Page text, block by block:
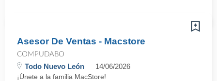
Asesor De Ventas - Macstore
COMPUDABO
Todo Nuevo León 14/06/2026
¡Únete a la familia MacStore!